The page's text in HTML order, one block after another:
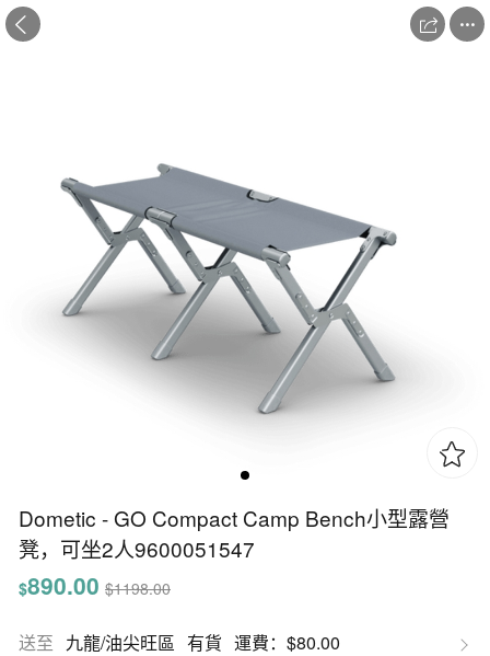
 

Dometic - GO Compact Camp Bench小型露營
凳，可坐2人9600051547
$890.00 $1198.00
送至 九龍/油尖旺區 有貨 運費：$80.00